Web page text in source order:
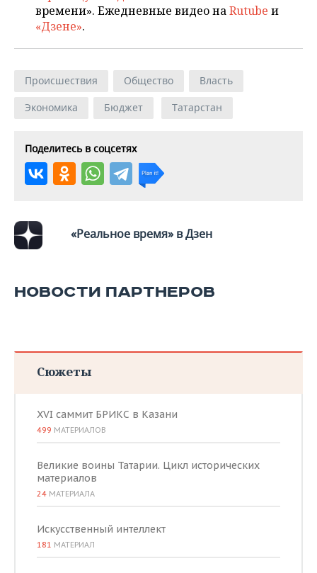
времени». Ежедневные видео наRutube и
«Дзене».
Происшествия Общество
Власть
Экономика
Бюджет Татарстан
Поделитесь в соцсетях
«Реальное время» в Дзен
НОВОСТИ ПАРТНЕРОВ
Сюжеты
XVI саммит БРИКС в Казани
499 МАТЕРИАЛОВ
Великие воины Татарии. Цикл исторических
материалов
24 МАТЕРИАЛА
Искусственный интеллект
181 МАТЕРИАЛ